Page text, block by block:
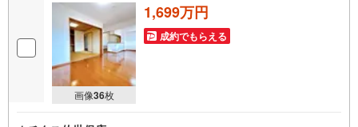
画像36枚
1,699万円
成約でもらえる